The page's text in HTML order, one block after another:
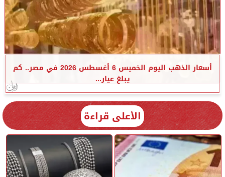
أسعار الذهب اليوم الخميس 6 أغسطس 2026 في مصر.. كم
يبلغ عيار...
الأعلى قراءة